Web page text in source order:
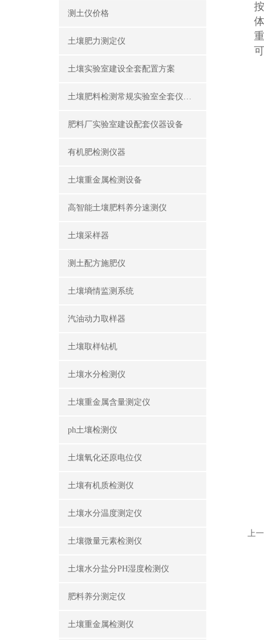
测土仪价格
土壤肥力测定仪
土壤实验室建设全套配置方案
土壤肥料检测常规实验室全套仪器设备
肥料厂实验室建设配套仪器设备
有机肥检测仪器
土壤重金属检测设备
高智能土壤肥料养分速测仪
土壤采样器
测土配方施肥仪
土壤墒情监测系统
汽油动力取样器
土壤取样钻机
土壤水分检测仪
土壤重金属含量测定仪
ph土壤检测仪
土壤氧化还原电位仪
土壤有机质检测仪
土壤水分温度测定仪
土壤微量元素检测仪
土壤水分盐分PH湿度检测仪
肥料养分测定仪
土壤重金属检测仪
按
体积
重
可
上